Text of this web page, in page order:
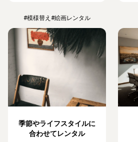
#模様替え #絵画レンタル
季節やライフスタイルに
合わせてレンタル